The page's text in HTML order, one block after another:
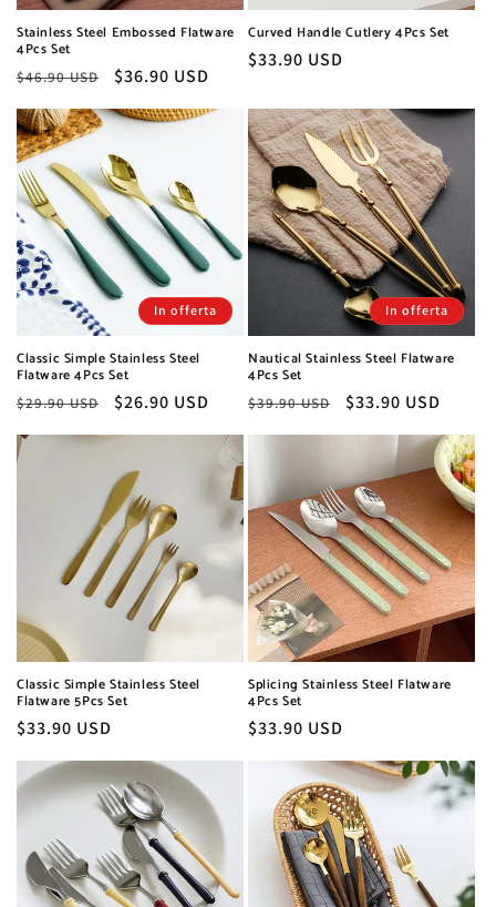
Stainless Steel Embossed Flatware
4Pcs Set
Prezzo
listino
$46.90 USD
Prezzo
$36.90 USD
Curved Handle Cutlery 4Pcs Set
Prezzo
listino
$33.90 USD
In offerta
Classic Simple Stainless Steel
Flatware 4Pcs Set
Prezzo
listino
$29.90 USD
Prezzo
$26.90 USD
In offerta
Nautical Stainless Steel Flatware
4Pcs Set
Prezzo
$39.90 USD
Prezzo
$33.90 USD
Classic Simple Stainless Steel
Flatware 5Pcs Set
Prezzo
listino
$33.90 USD
Splicing Stainless Steel Flatware
4Pcs Set
Prezzo
listino
$33.90 USD